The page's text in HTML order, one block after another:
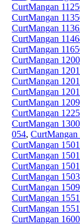
CurtMangan
CurtMangan
CurtMangan
CurtMangan
CurtMangan
CurtMangan
CurtMangan
CurtMangan
CurtMangan
CurtMangan
CurtMangan
CurtMangan
054, CurtMangan
CurtMangan
CurtMangan
CurtMangan
CurtMangan
CurtMangan
CurtMangan
CurtMangan
CurtMangan